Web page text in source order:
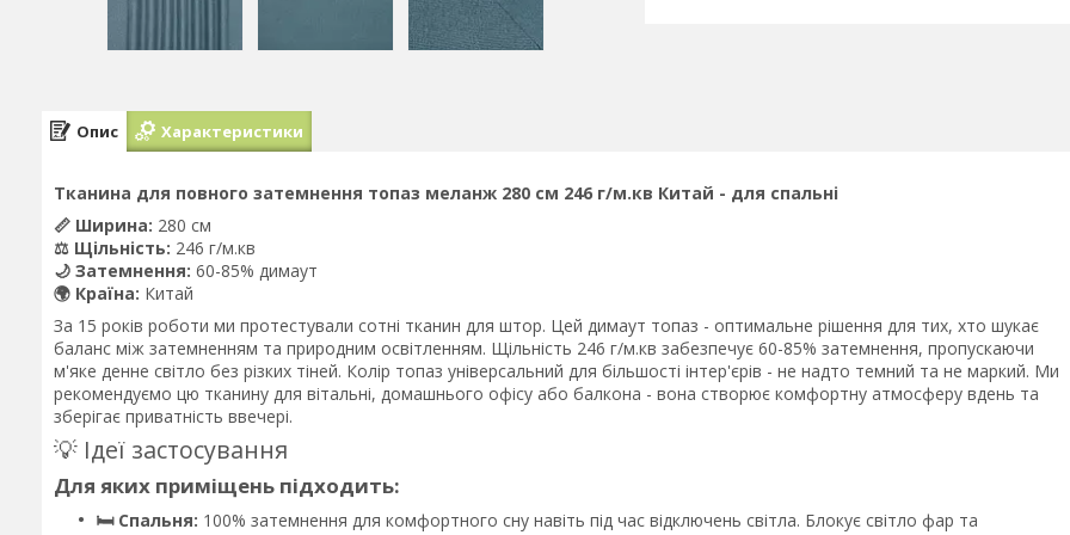
Опис Характеристики
Тканина для повного затемнення топаз меланж 280 см 246 г/м.кв Китай - для спальні
📏 Ширина: 280 см
⚖️ Щільність: 246 г/м.кв
🌙 Затемнення: 60-85% димаут
🌍 Країна: Китай
За 15 років роботи ми протестували сотні тканин для штор. Цей димаут топаз - оптимальне рішення для тих, хто шукає
баланс між затемненням та природним освітленням. Щільність 246 г/м.кв забезпечує 60-85% затемнення, пропускаючи
м'яке денне світло без різких тіней. Колір топаз універсальний для більшості інтер'єрів - не надто темний та не маркий. Ми
рекомендуємо цю тканину для вітальні, домашнього офісу або балкона - вона створює комфортну атмосферу вдень та
зберігає приватність ввечері.
💡 Ідеї застосування
Для яких приміщень підходить:
🛏️ Спальня: 100% затемнення для комфортного сну навіть під час відключень світла. Блокує світло фар та